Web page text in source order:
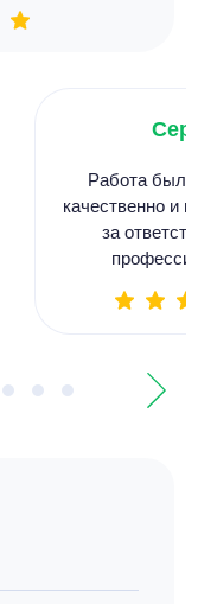
Работа
качественно и
за